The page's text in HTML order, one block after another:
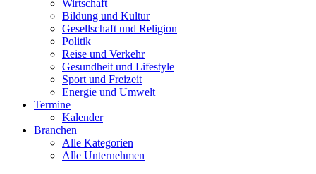
Wirtschaft
Bildung und Kultur
Gesellschaft und Religion
Politik
Reise und Verkehr
Gesundheit und Lifestyle
Sport und Freizeit
Energie und Umwelt
Termine
Kalender
Branchen
Alle Kategorien
Alle Unternehmen